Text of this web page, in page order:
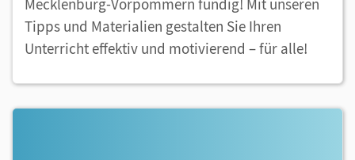
Mecklenburg-Vorpommern fündig! Mit unseren
Tipps und Materialien gestalten Sie Ihren
Unterricht effektiv und motivierend – für alle!